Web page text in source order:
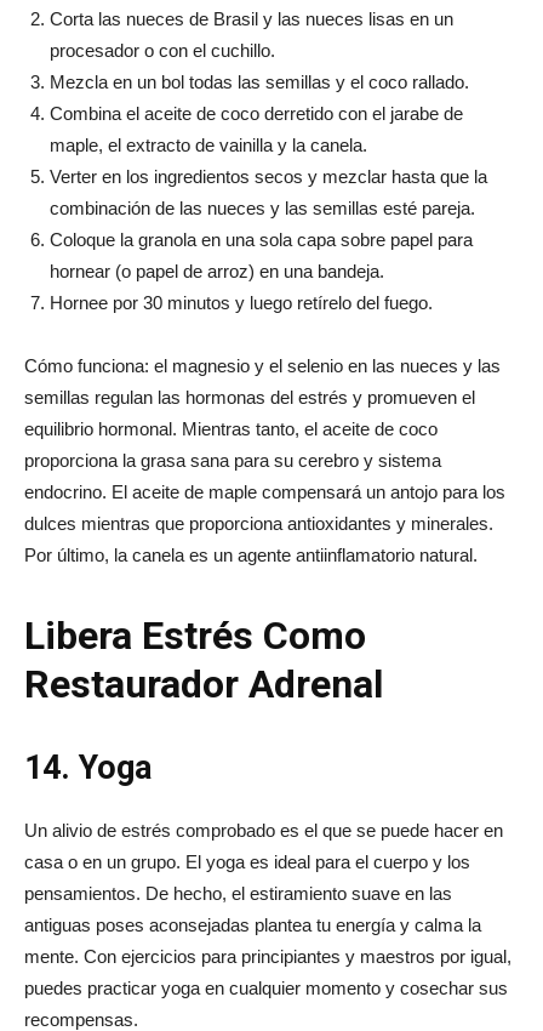
Corta las nueces de Brasil y las nueces lisas en un
procesador o con el cuchillo.
Mezcla en un bol todas las semillas y el coco rallado.
Combina el aceite de coco derretido con el jarabe de
maple, el extracto de vainilla y la canela.
Verter en los ingredientos secos y mezclar hasta que la
combinación de las nueces y las semillas esté pareja.
Coloque la granola en una sola capa sobre papel para
hornear (o papel de arroz) en una bandeja.
Hornee por 30 minutos y luego retírelo del fuego.
Cómo funciona: el magnesio y el selenio en las nueces y las
semillas regulan las hormonas del estrés y promueven el
equilibrio hormonal. Mientras tanto, el aceite de coco
proporciona la grasa sana para su cerebro y sistema
endocrino. El aceite de maple compensará un antojo para los
dulces mientras que proporciona antioxidantes y minerales.
Por último, la canela es un agente antiinflamatorio natural.
Libera Estrés Como
Restaurador Adrenal
14. Yoga
Un alivio de estrés comprobado es el que se puede hacer en
casa o en un grupo. El yoga es ideal para el cuerpo y los
pensamientos. De hecho, el estiramiento suave en las
antiguas poses aconsejadas plantea tu energía y calma la
mente. Con ejercicios para principiantes y maestros por igual,
puedes practicar yoga en cualquier momento y cosechar sus
recompensas.